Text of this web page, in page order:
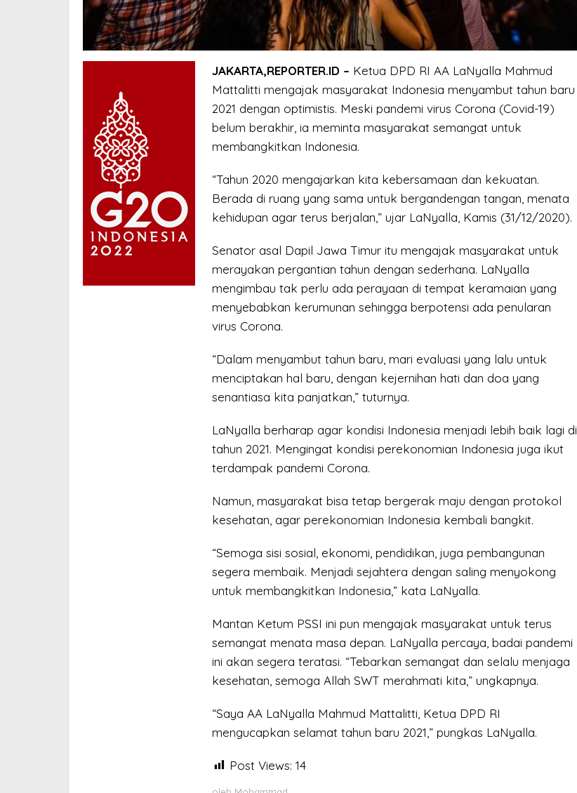
JAKARTA,REPORTER.ID – Ketua DPD RI AA LaNyalla Mahmud
Mattalitti mengajak masyarakat Indonesia menyambut tahun baru
2021 dengan optimistis. Meski pandemi virus Corona (Covid-19)
belum berakhir, ia meminta masyarakat semangat untuk
membangkitkan Indonesia.
“Tahun 2020 mengajarkan kita kebersamaan dan kekuatan.
Berada di ruang yang sama untuk bergandengan tangan, menata
kehidupan agar terus berjalan,” ujar LaNyalla, Kamis (31/12/2020).
Senator asal Dapil Jawa Timur itu mengajak masyarakat untuk
merayakan pergantian tahun dengan sederhana. LaNyalla
mengimbau tak perlu ada perayaan di tempat keramaian yang
menyebabkan kerumunan sehingga berpotensi ada penularan
virus Corona.
“Dalam menyambut tahun baru, mari evaluasi yang lalu untuk
menciptakan hal baru, dengan kejernihan hati dan doa yang
senantiasa kita panjatkan,” tuturnya.
LaNyalla berharap agar kondisi Indonesia menjadi lebih baik lagi di
tahun 2021. Mengingat kondisi perekonomian Indonesia juga ikut
terdampak pandemi Corona.
Namun, masyarakat bisa tetap bergerak maju dengan protokol
kesehatan, agar perekonomian Indonesia kembali bangkit.
“Semoga sisi sosial, ekonomi, pendidikan, juga pembangunan
segera membaik. Menjadi sejahtera dengan saling menyokong
untuk membangkitkan Indonesia,” kata LaNyalla.
Mantan Ketum PSSI ini pun mengajak masyarakat untuk terus
semangat menata masa depan. LaNyalla percaya, badai pandemi
ini akan segera teratasi. “Tebarkan semangat dan selalu menjaga
kesehatan, semoga Allah SWT merahmati kita,” ungkapnya.
“Saya AA LaNyalla Mahmud Mattalitti, Ketua DPD RI
mengucapkan selamat tahun baru 2021,” pungkas LaNyalla.
Post Views: 14